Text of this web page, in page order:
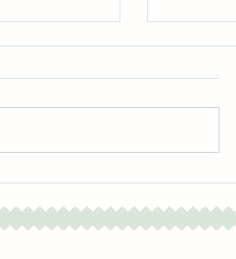
お盆期間
て